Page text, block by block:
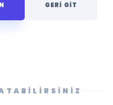
GERI GIT